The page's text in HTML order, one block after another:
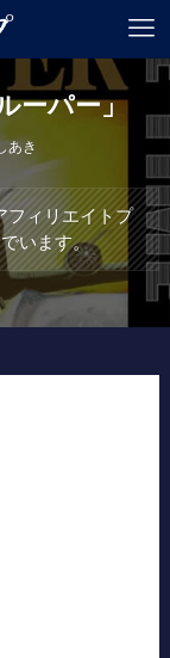
ーパー」
あき
フィリエイトプ
います。